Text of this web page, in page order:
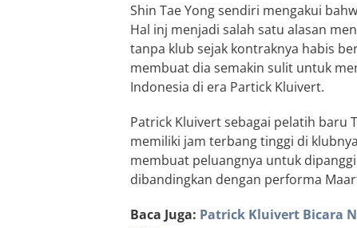
Shin Tae Yong sendiri mengakui
Hal inj menjadi salah satu alasan
tanpa klub sejak kontraknya habis
membuat dia semakin sulit untuk
Indonesia di era Partick Kluivert.
Patrick Kluivert sebagai pelatih baru
memiliki jam terbang tinggi di
membuat peluangnya untuk
dibandingkan dengan performa
Baca Juga: Patrick Kluivert Bicara